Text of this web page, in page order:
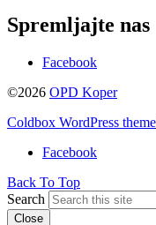
Spremljajte nas
Facebook
©2026 OPD Koper
Coldbox WordPress theme
Facebook
Back To Top
Search
Close